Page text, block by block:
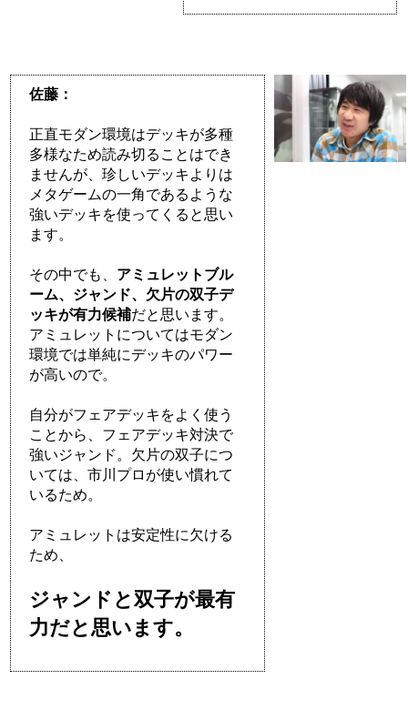
佐藤：
正直モダン環境はデッキが多種
多様なため読み切ることはでき
ませんが、珍しいデッキよりは
メタゲームの一角であるような
強いデッキを使ってくると思い
ます。
その中でも、 アミュレットブル
ーム、ジャンド、欠片の双子デ
ッキが有力候補だと思います。
アミュレットについてはモダン
環境では単純にデッキのパワー
が高いので。
自分がフェアデッキをよく使う
ことから、フェアデッキ対決で
強いジャンド。欠片の双子につ
いては、市川プロが使い慣れて
いるため。
アミュレットは安定性に欠ける
ため、
ジャンドと双子が最有
力だと思います。